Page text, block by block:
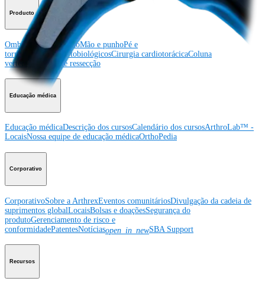
Producto
Ombro Joelho CotoveloMão e punhoPé e
tornozelo
Quadril OrtobiológicosCirurgia cardiotorácicaColuna
vertebral
Imagem e ressecção
Educação médica
Educação médicaDescrição dos cursosCalendário dos cursosArthroLab™ -
LocaisNossa equipe de educação médicaOrthoPedia
Corporativo
CorporativoSobre a ArthrexEventos comunitáriosDivulgação da cadeia de
suprimentos globalLocaisBolsas e doaçõesSegurança do
produtoGerenciamento de risco e
conformidadePatentesNotíciasopen_in_newSBA Support
Recursos